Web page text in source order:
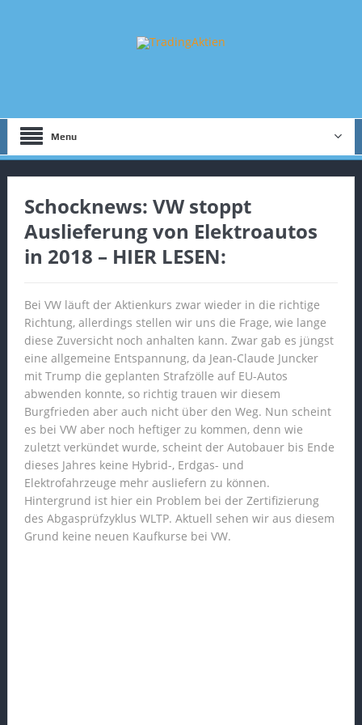
Menu
Schocknews: VW stoppt
Auslieferung von Elektroautos
in 2018 – HIER LESEN:
Bei VW läuft der Aktienkurs zwar wieder in die richtige
Richtung, allerdings stellen wir uns die Frage, wie lange
diese Zuversicht noch anhalten kann. Zwar gab es jüngst
eine allgemeine Entspannung, da Jean-Claude Juncker
mit Trump die geplanten Strafzölle auf EU-Autos
abwenden konnte, so richtig trauen wir diesem
Burgfrieden aber auch nicht über den Weg. Nun scheint
es bei VW aber noch heftiger zu kommen, denn wie
zuletzt verkündet wurde, scheint der Autobauer bis Ende
dieses Jahres keine Hybrid-, Erdgas- und
Elektrofahrzeuge mehr ausliefern zu können.
Hintergrund ist hier ein Problem bei der Zertifizierung
des Abgasprüfzyklus WLTP. Aktuell sehen wir aus diesem
Grund keine neuen Kaufkurse bei VW.